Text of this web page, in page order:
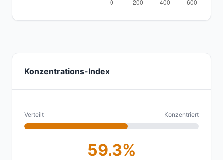
Konzentrations-Index
Verteilt Konzentriert
59.3%